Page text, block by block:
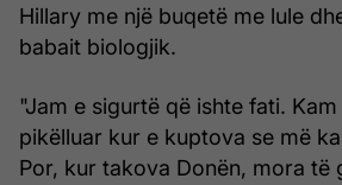
Hillary me një buqetë me lule
babait biologjik.
"Jam e sigurtë që ishte fati.
pikëlluar kur e kuptova se më
Por, kur takova Donën, mora të